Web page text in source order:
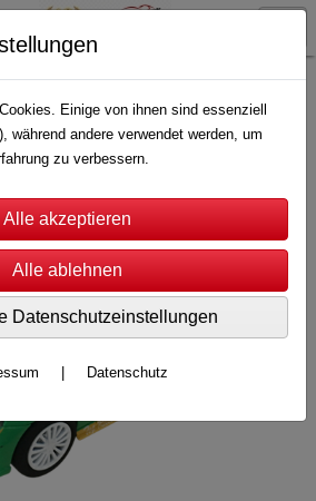
Slotcars
Einige von ihnen sind essenziell
während andere verwendet werden, um
zu verbessern.
Datenschutzeinstellungen
Datenschutz